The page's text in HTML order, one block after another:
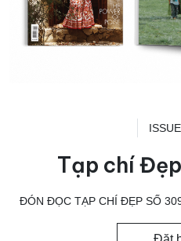
Tạp chí
ĐÓN ĐỌC TẠP CHÍ ĐẸP SỐ